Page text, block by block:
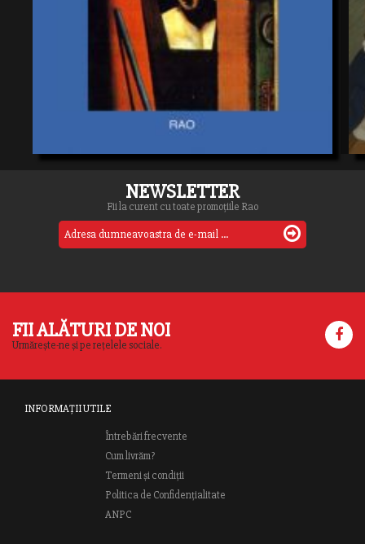
NEWSLETTER
Fii la curent cu toate promoțiile Rao
FII ALĂTURI DE NOI
Urmărește-ne și pe rețelele sociale.
INFORMAȚII UTILE
Întrebări frecvente
Cum livrăm?
Termeni și condiții
Politica de Confidențialitate
ANPC